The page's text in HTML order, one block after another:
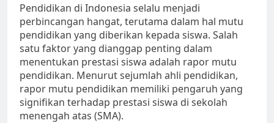
Pendidikan di Indonesia selalu menjadi
perbincangan hangat, terutama dalam hal mutu
pendidikan yang diberikan kepada siswa. Salah
satu faktor yang dianggap penting dalam
menentukan prestasi siswa adalah rapor mutu
pendidikan. Menurut sejumlah ahli pendidikan,
rapor mutu pendidikan memiliki pengaruh yang
signifikan terhadap prestasi siswa di sekolah
menengah atas (SMA).